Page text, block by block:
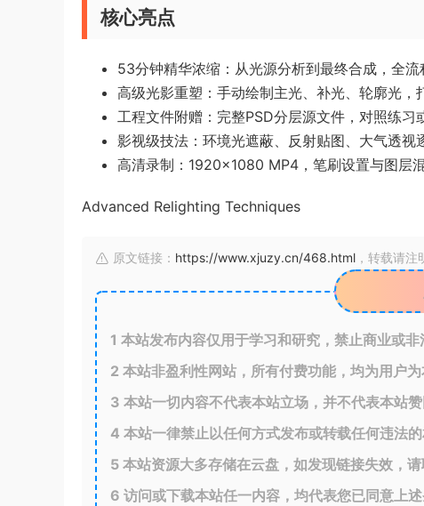
核心亮点
53分钟精华浓缩：从光源分析到最终合成，全流
高级光影重塑：手动绘制主光、补光、轮廓光，
工程文件附赠：完整PSD分层源文件，对照练习
影视级技法：环境光遮蔽、反射贴图、大气透视
高清录制：1920×1080 MP4，笔刷设置与图层
Advanced Relighting Techniques
原文链接： https://www.xjuzy.cn/468.html ，转载请注
1 本站发布内容仅用于学习和研究，禁止商业或非
2 本站非盈利性网站，所有付费功能，均为用户
3 本站一切内容不代表本站立场，并不代表本站赞
4 本站一律禁止以任何方式发布或转载任何违法
5 本站资源大多存储在云盘，如发现链接失效，请
6 访问或下载本站任一内容，均代表您已同意上述